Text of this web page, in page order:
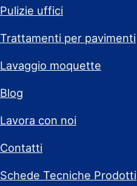
Pulizie uffici
Trattamenti per pavimenti
Lavaggio moquette
Blog
Lavora con noi
Contatti
Schede Tecniche Prodotti